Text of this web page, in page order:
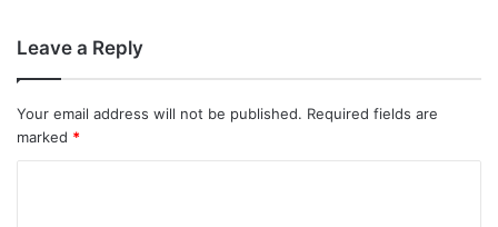
Leave a Reply
Your email address will not be published. Required fields are
marked *